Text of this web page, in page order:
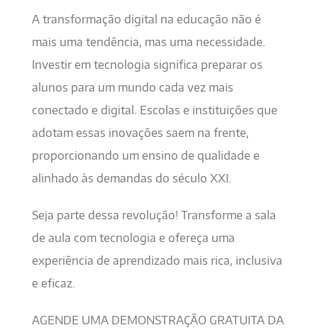
A transformação digital na educação não é
mais uma tendência, mas uma necessidade.
Investir em tecnologia significa preparar os
alunos para um mundo cada vez mais
conectado e digital. Escolas e instituições que
adotam essas inovações saem na frente,
proporcionando um ensino de qualidade e
alinhado às demandas do século XXI.
Seja parte dessa revolução! Transforme a sala
de aula com tecnologia e ofereça uma
experiência de aprendizado mais rica, inclusiva
e eficaz.
AGENDE UMA DEMONSTRAÇÃO GRATUITA DA